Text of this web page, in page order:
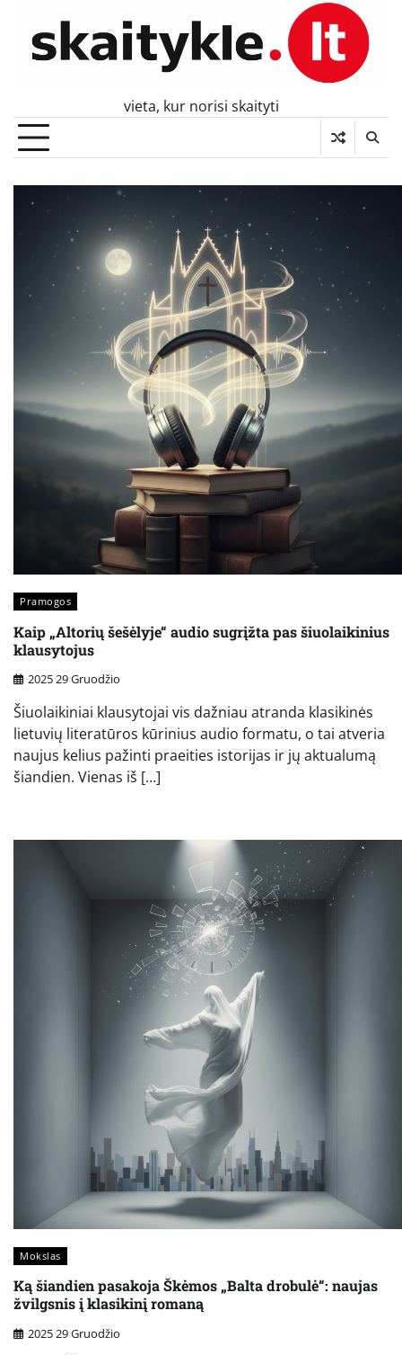
content
vieta, kur norisi skaityti
Pramogos
Kaip „Altorių šešėlyje“ audio sugrįžta pas šiuolaikinius
klausytojus
2025 29 Gruodžio
Šiuolaikiniai klausytojai vis dažniau atranda klasikinės
lietuvių literatūros kūrinius audio formatu, o tai atveria
naujus kelius pažinti praeities istorijas ir jų aktualumą
šiandien. Vienas iš […]
Mokslas
Ką šiandien pasakoja Škėmos „Balta drobulė“: naujas
žvilgsnis į klasikinį romaną
2025 29 Gruodžio